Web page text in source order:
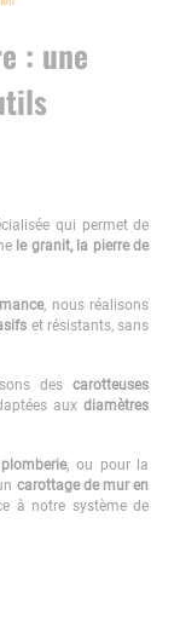
: une
qui permet de
le granit, la pierre de
, nous réalisons
et résistants, sans
descarotteuses
auxdiamètres
plomberie, ou pour la
carottage de mur en
à notre système de